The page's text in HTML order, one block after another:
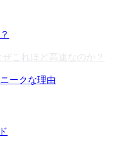
ぜこれほど高速なのか？
ークな理由